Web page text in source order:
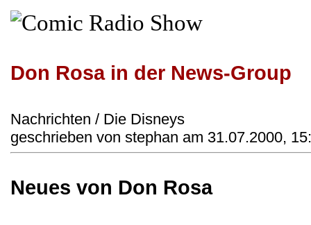
Don Rosa in der News-Group
Nachrichten / Die Disneys
geschrieben von stephan am 31.07.2000,
Neues von Don Rosa